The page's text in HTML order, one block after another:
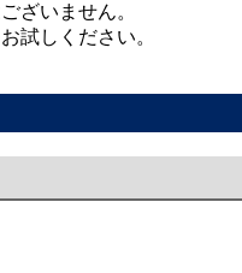
ざいません。
試しください。